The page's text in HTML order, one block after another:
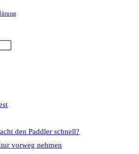
den Paddler schnell?
vorweg nehmen